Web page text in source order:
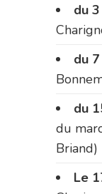
du
du
du
du
Briand)
Le